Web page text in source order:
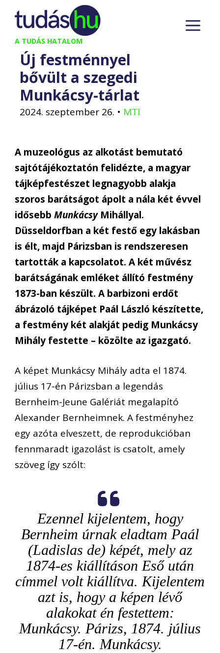
Kilépés
tartalomba
A TUDÁS HATALOM
Új festménnyel
bővült a szegedi
Munkácsy-tárlat
2024. szeptember 26. • MTI
A muzeológus az alkotást bemutató
sajtótájékoztatón felidézte, a magyar
tájképfestészet legnagyobb alakja
szoros barátságot ápolt a nála két évvel
idősebb MunkácsyMihállyal.
Düsseldorfban a két festő egy lakásban
is élt, majd Párizsban is rendszeresen
tartották a kapcsolatot. A két művész
barátságának emléket állító festmény
1873-ban készült. A barbizoni erdőt
ábrázoló tájképet Paál László készítette,
a festmény két alakját pedig Munkácsy
Mihály festette – közölte az igazgató.
A képet Munkácsy Mihály adta el 1874.
július 17-én Párizsban a legendás
Bernheim-Jeune Galériát megalapító
Alexander Bernheimnek. A festményhez
egy azóta elveszett, de reprodukcióban
fennmaradt igazolást is csatolt, amely
szöveg így szólt:
Ezennel kijelentem, hogy
Bernheim úrnak eladtam Paál
(Ladislas de) képét, mely az
1874-es kiállításon Eső után
címmel volt kiállítva. Kijelentem
azt is, hogy a képen lévő
alakokat én festettem:
Munkácsy. Párizs, 1874. július
17-én. Munkácsy.